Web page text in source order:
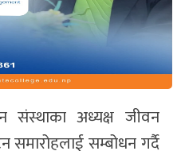
संस्थाका अध्यक्ष जीवन
सम्बोधन गर्दै